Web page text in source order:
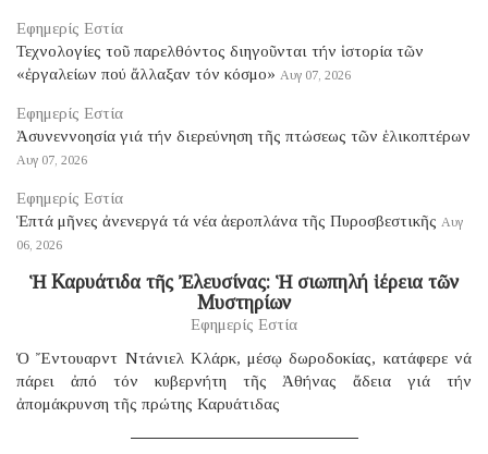
Εφημερίς Εστία
Τεχνολογίες τοῦ παρελθόντος διηγοῦνται τήν ἱστορία τῶν
«ἐργαλείων πού ἄλλαξαν τόν κόσμο» Αυγ 07, 2026
Εφημερίς Εστία
Ἀσυνεννοησία γιά τήν διερεύνηση τῆς πτώσεως τῶν ἑλικοπτέρων
Αυγ 07, 2026
Εφημερίς Εστία
Ἑπτά μῆνες ἀνενεργά τά νέα ἀεροπλάνα τῆς Πυροσβεστικῆς Αυγ
06, 2026
Ἡ Καρυάτιδα τῆς Ἐλευσίνας: Ἡ σιωπηλή ἱέρεια τῶν
Μυστηρίων
Εφημερίς Εστία
Ὁ Ἔντουαρντ Ντάνιελ Κλάρκ, μέσῳ δωροδοκίας, κατάφερε νά
πάρει ἀπό τόν κυβερνήτη τῆς Ἀθήνας ἄδεια γιά τήν
ἀπομάκρυνση τῆς πρώτης Καρυάτιδας